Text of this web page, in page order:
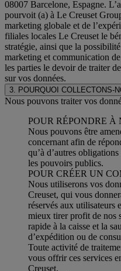
08007 Barcelone, Espagne.
pourvoit (a) à Le Creuset
marketing globale et de
filiales locales Le Creuset le
stratégie, ainsi que la
marketing et communication
les parties le devoir de traiter
sur vos données.
3. POURQUOI COLLECTONS-
Nous pouvons traiter vos
POUR RÉPONDRE À
Nous pouvons être
concernant afin de
qu’à d’autres
les pouvoirs publics.
POUR CRÉER UN
Nous utiliserons vos
Creuset, qui vous
réservés aux utilisateurs
mieux tirer profit de nos
rapide à la caisse et la
d’expédition ou de
Toute activité de
vous offrir ces services
Creuset.